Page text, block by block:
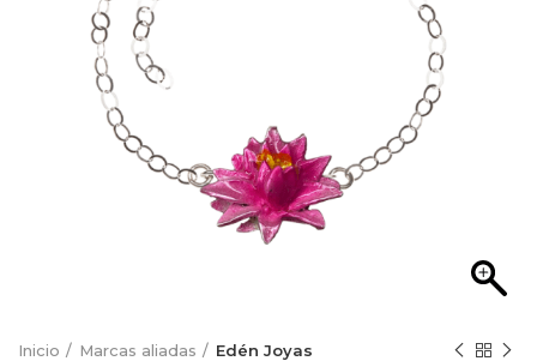
Inicio Marcas aliadas Edén Joyas